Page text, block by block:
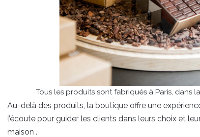
Tous les produits sont fabriqués à Paris, dans
Au-delà des produits, la boutique offre une
l’écoute pour guider les clients dans leurs choix et
maison .